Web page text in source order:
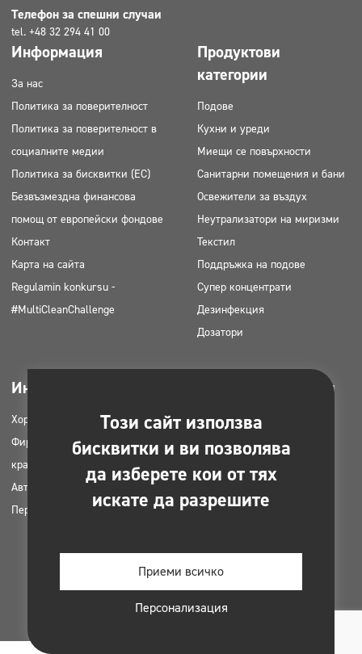
Телефон за спешни случаи
tel. +48 32 294 41 00
Информация
За нас
Политика за поверителност
Политика за поверителност в
социалните медии
Политика за бисквитки (ЕС)
Безвъзмездна финансова
помощ от европейски фондове
Контакт
Карта на сайта
Regulamin konkursu -
#MultiCleanChallenge
Продуктови
категории
Подове
Кухни и уреди
Миещи се повърхности
Санитарни помещения и бани
Освежители за въздух
Неутрализатори на миризми
Текстил
Поддръжка на подове
Супер концентрати
Дезинфекция
Дозатори
Индустрии
Хорец
Фирми за почистване
красота
Автомивки
Перални
Може да се изтегли
Продуктови каталози
MSDS карти
продуктите Clinex
Снимки за печат
Електронни книги
Този сайт използва
бисквитки и ви позволява
да изберете кои от тях
искате да разрешите
Приеми всичко
Персонализация